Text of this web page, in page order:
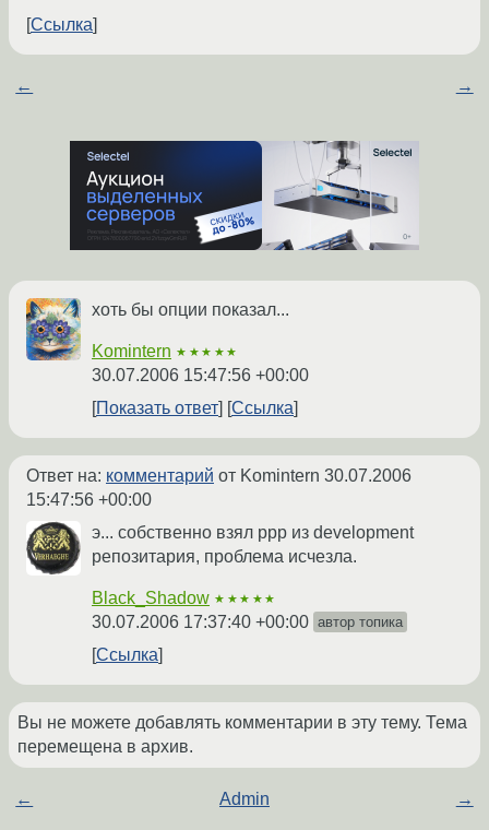
Ссылка
← →
хоть бы опции показал...
Komintern ★★★★★
30.07.2006 15:47:56 +00:00
Показать ответ
Ссылка
Ответ на: комментарий от Komintern 30.07.2006
15:47:56 +00:00
э... собственно взял ppp из development
репозитария, проблема исчезла.
Black_Shadow ★★★★★
30.07.2006 17:37:40 +00:00 автор топика
Ссылка
Вы не можете добавлять комментарии в эту тему. Тема
перемещена в архив.
← Admin →